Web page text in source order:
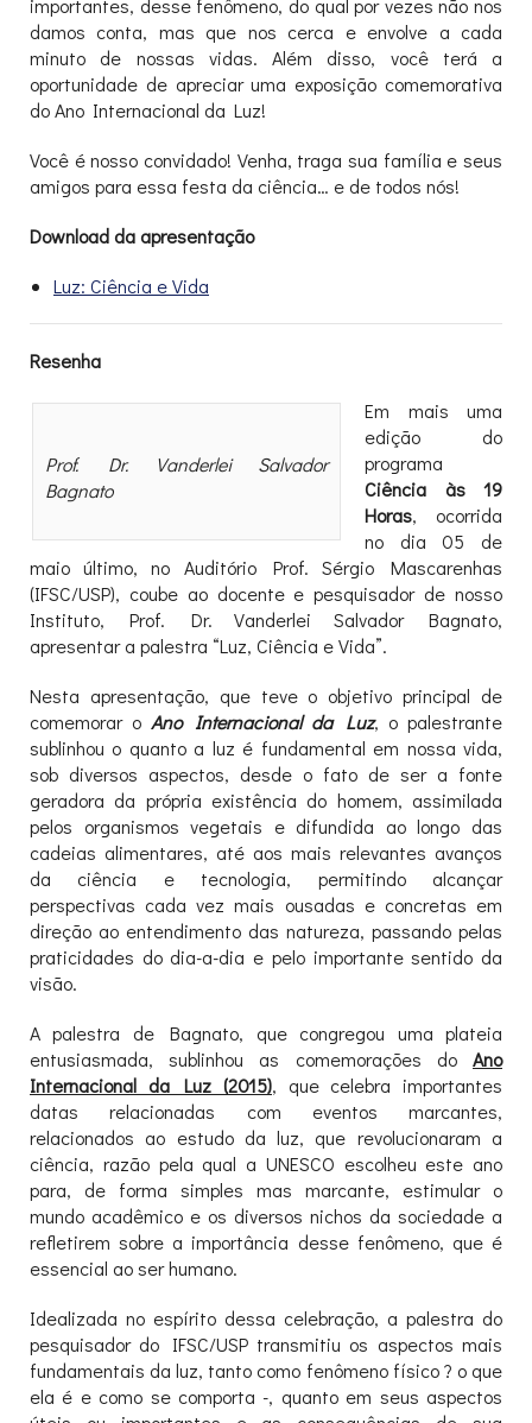
importantes, desse fenômeno, do qual por vezes não nos
damos conta, mas que nos cerca e envolve a cada
minuto de nossas vidas. Além disso, você terá a
oportunidade de apreciar uma exposição comemorativa
do Ano Internacional da Luz!
Você é nosso convidado! Venha, traga sua família e seus
amigos para essa festa da ciência… e de todos nós!
Download da apresentação
Luz: Ciência e Vida
Resenha
Prof. Dr. Vanderlei Salvador
Bagnato
Em mais uma
edição do
programa
Ciência às 19
Horas, ocorrida
no dia 05 de
maio último, no Auditório Prof. Sérgio Mascarenhas
(IFSC/USP), coube ao docente e pesquisador de nosso
Instituto, Prof. Dr. Vanderlei Salvador Bagnato,
apresentar a palestra “Luz, Ciência e Vida”.
Nesta apresentação, que teve o objetivo principal de
comemorar o Ano Internacional da Luz, o palestrante
sublinhou o quanto a luz é fundamental em nossa vida,
sob diversos aspectos, desde o fato de ser a fonte
geradora da própria existência do homem, assimilada
pelos organismos vegetais e difundida ao longo das
cadeias alimentares, até aos mais relevantes avanços
da ciência e tecnologia, permitindo alcançar
perspectivas cada vez mais ousadas e concretas em
direção ao entendimento das natureza, passando pelas
praticidades do dia-a-dia e pelo importante sentido da
visão.
A palestra de Bagnato, que congregou uma plateia
entusiasmada, sublinhou as comemorações do Ano
Internacional da Luz (2015), que celebra importantes
datas relacionadas com eventos marcantes,
relacionados ao estudo da luz, que revolucionaram a
ciência, razão pela qual a UNESCO escolheu este ano
para, de forma simples mas marcante, estimular o
mundo acadêmico e os diversos nichos da sociedade a
refletirem sobre a importância desse fenômeno, que é
essencial ao ser humano.
Idealizada no espírito dessa celebração, a palestra do
pesquisador do IFSC/USP transmitiu os aspectos mais
fundamentais da luz, tanto como fenômeno físico ? o que
ela é e como se comporta -, quanto em seus aspectos